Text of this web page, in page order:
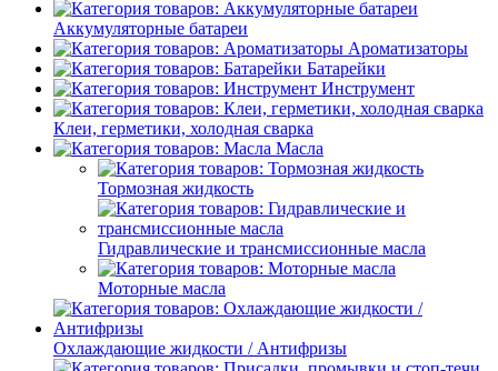
Аккумуляторные батареи
Ароматизаторы
Батарейки
Инструмент
Клеи, герметики, холодная сварка
Масла
Тормозная жидкость
Гидравлические и трансмиссионные масла
Моторные масла
Охлаждающие жидкости / Антифризы